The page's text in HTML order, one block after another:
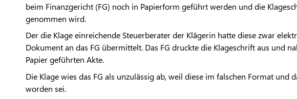
beim Finanzgericht (FG) noch in Papierform geführt werden und die
genommen wird.
Der die Klage einreichende Steuerberater der Klägerin hatte diese zwar
Dokument an das FG übermittelt. Das FG druckte die Klageschrift aus und
Papier geführten Akte.
Die Klage wies das FG als unzulässig ab, weil diese im falschen Format
worden sei.